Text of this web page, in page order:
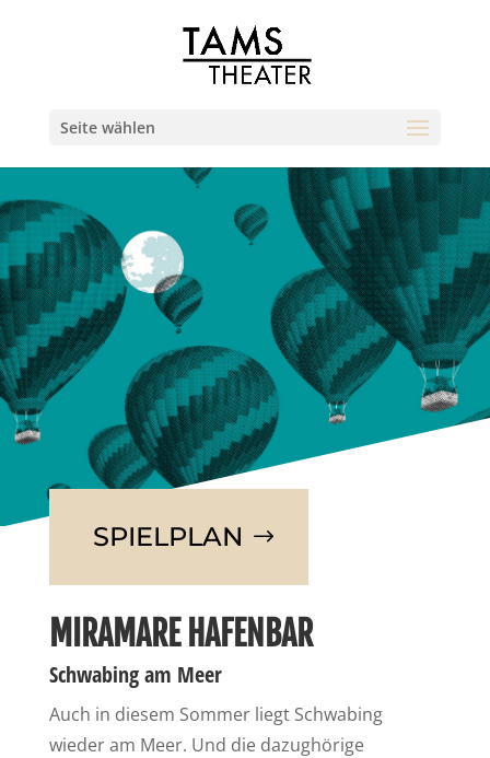
Seite wählen
SPIELPLAN
MIRAMARE HAFENBAR
Schwabing am Meer
Auch in diesem Sommer liegt Schwabing
wieder am Meer. Und die dazughörige